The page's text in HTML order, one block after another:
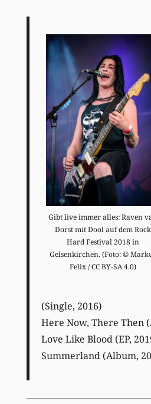
Gibt live immer alles: Raven
Dorst mit Dool auf dem Rock
Hard Festival 2018 in
Gelsenkirchen. (Foto: ©
Felix / CC BY-SA 4.0)
(Single, 2016)
Here Now, There Then
Love Like Blood (EP,
Summerland (Album,